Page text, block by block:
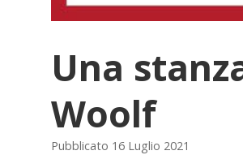
Una
Woolf
Pubblicato 16 Luglio 2021